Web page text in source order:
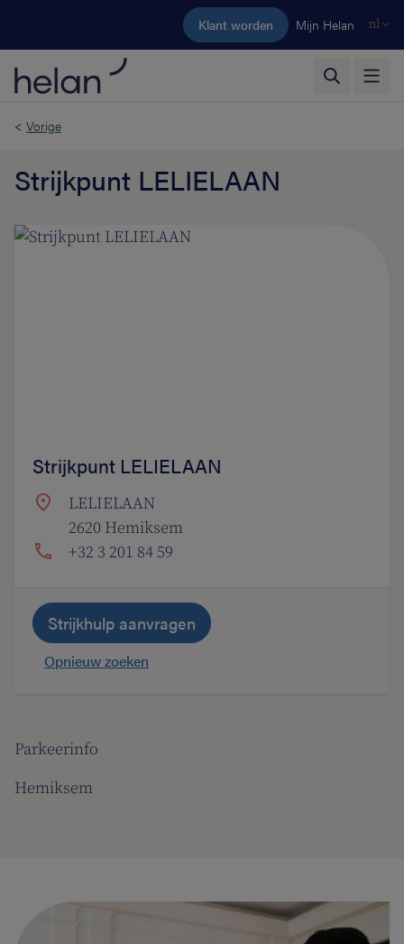
Ga naar de hoofdinhoud
Klant worden Mijn Helan nl
< Vorige
Strijkpunt LELIELAAN
Parkeerinfo
Hemiksem
Strijkpunt LELIELAAN
LELIELAAN
2620 Hemiksem
+32 3 201 84 59
Strijkhulp aanvragen
Opnieuw zoeken